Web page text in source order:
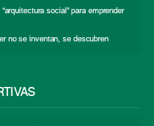
social” para emprender
no se inventan, se descubren